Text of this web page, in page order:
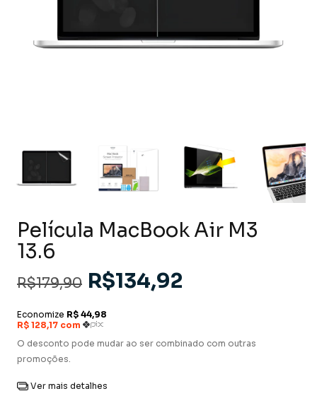
Película MacBook Air M3
13.6
R$179,90 R$134,92
O desconto pode mudar ao ser combinado com outras
promoções.
Ver mais detalhes